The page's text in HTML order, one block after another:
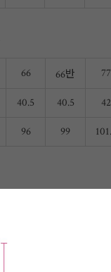
66 66반 77
40.5 40.5 42
96 99